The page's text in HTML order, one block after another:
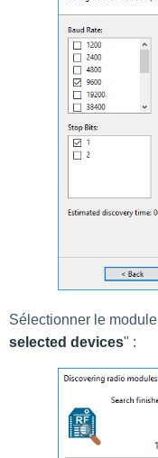
Sélectionner le
selected devices" :